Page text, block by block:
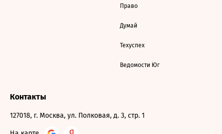
Право
Думай
Техуспех
Ведомости Юг
Контакты
127018, г. Москва, ул. Полковая, д. 3, стр. 1